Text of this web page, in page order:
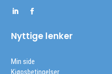
Nyttige lenker
Min side
Kjøpsbetingelser